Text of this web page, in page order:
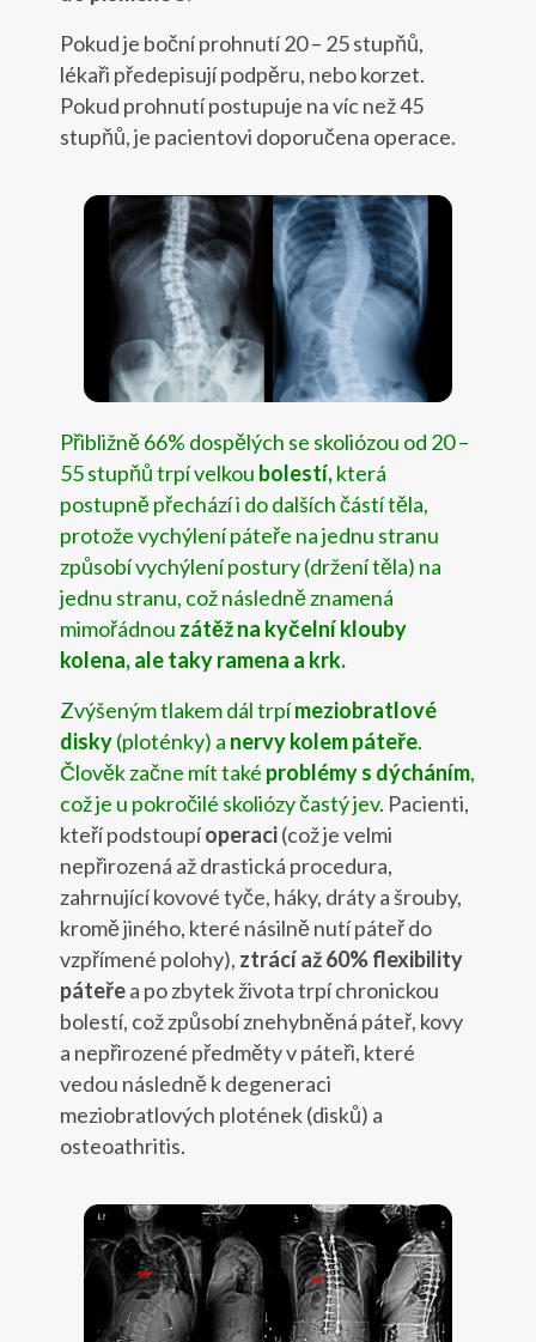
Pokud je boční prohnutí 20 – 25 stupňů,
lékaři předepisují podpěru, nebo korzet.
Pokud prohnutí postupuje na víc než 45
stupňů, je pacientovi doporučena operace.
Přibližně 66% dospělých se skoliózou od 20 –
55 stupňů trpí velkou bolestí,která
postupně přechází i do dalších částí těla,
protože vychýlení páteře na jednu stranu
způsobí vychýlení postury (držení těla) na
jednu stranu, což následně znamená
mimořádnou zátěž na kyčelní klouby
kolena, ale taky ramena a krk.
Zvýšeným tlakem dál trpímeziobratlové
disky(ploténky) a nervy kolem páteře.
Člověk začne mít také problémy s dýcháním,
což je u pokročilé skoliózy častý jev. Pacienti,
kteří podstoupíoperaci(což je velmi
nepřirozená až drastická procedura,
zahrnující kovové tyče, háky, dráty a šrouby,
kromě jiného, které násilně nutí páteř do
vzpřímené polohy), ztrácí až 60% flexibility
páteřea po zbytek života trpí chronickou
bolestí, což způsobí znehybněná páteř, kovy
a nepřirozené předměty v páteři, které
vedou následně k degeneraci
meziobratlových plotének (disků) a
osteoathritis.